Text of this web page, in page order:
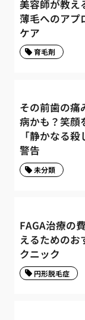
美容師が教え
薄毛へのアプ
ケア
育毛剤
その前歯の痛
病かも？笑顔
「静かなる
警告
未分類
FAGA治療の
えるためのお
クニック
円形脱毛症